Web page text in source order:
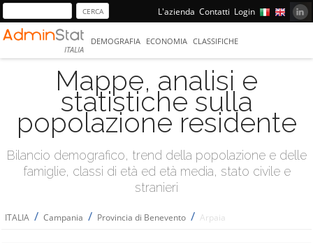
L'azienda Contatti Login
ITALIA
DEMOGRAFIA ECONOMIA CLASSIFICHE
Mappe, analisi e
statistiche sulla
popolazione residente
Bilancio demografico, trend della popolazione e delle
famiglie, classi di età ed età media, stato civile e
stranieri
ITALIA / Campania / Provincia di Benevento / Arpaia